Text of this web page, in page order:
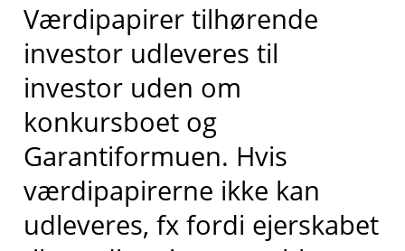
Værdipapirer tilhørende
investor udleveres til
investor uden om
konkursboet og
Garantiformuen. Hvis
værdipapirerne ikke kan
udleveres, fx fordi ejerskabet